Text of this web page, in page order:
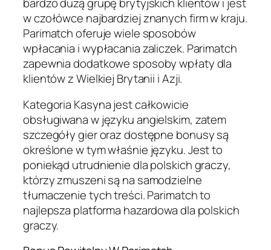
w czołówce najbardziej znanych firm w kraju.
Parimatch oferuje wiele sposobów
wpłacania i wypłacania zaliczek. Parimatch
zapewnia dodatkowe sposoby wpłaty dla
klientów z Wielkiej Brytanii i Azji.
Kategoria Kasyna jest całkowicie
obsługiwana w języku angielskim, zatem
szczegóły gier oraz dostępne bonusy są
określone w tym właśnie języku. Jest to
poniekąd utrudnienie dla polskich graczy,
którzy zmuszeni są na samodzielne
tłumaczenie tych treści. Parimatch to
najlepsza platforma hazardowa dla polskich
graczy.